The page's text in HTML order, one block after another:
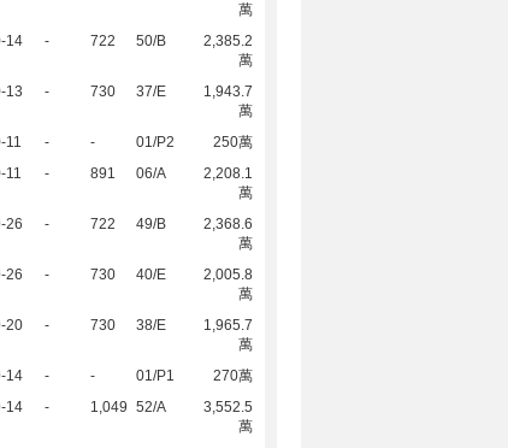
萬
14
- 722 50/B
2,385.2
萬
13
- 730 37/E
1,943.7
萬
11
- - 01/P2
250萬
11
- 891 06/A
2,208.1
萬
26
- 722 49/B
2,368.6
萬
26
- 730 40/E
2,005.8
萬
20
- 730 38/E
1,965.7
萬
14
- - 01/P1
270萬
14
- 1,049 52/A
3,552.5
萬